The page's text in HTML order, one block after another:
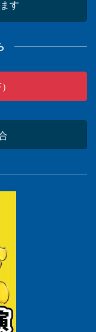
す